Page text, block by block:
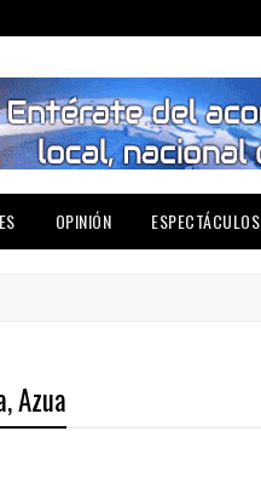
OPINIÓN ESPECTÁCULOS
Azua